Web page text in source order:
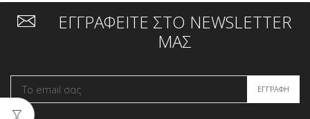
ΕΓΓΡΑΦΕΙΤΕ ΣΤΟ NEWSLETTER
ΜΑΣ